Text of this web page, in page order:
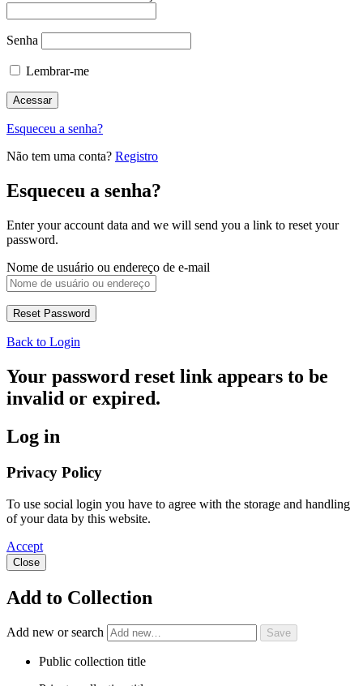
Senha
Lembrar-me
Esqueceu a senha?
Não tem uma conta? Registro
Esqueceu a senha?
Enter your account data and we will send you a link to reset your
password.
Nome de usuário ou endereço de e-mail
Back to Login
Your password reset link appears to be
invalid or expired.
Log in
Privacy Policy
To use social login you have to agree with the storage and handling
of your data by this website.
Accept
Close
Add to Collection
Add new or search
Public collection title